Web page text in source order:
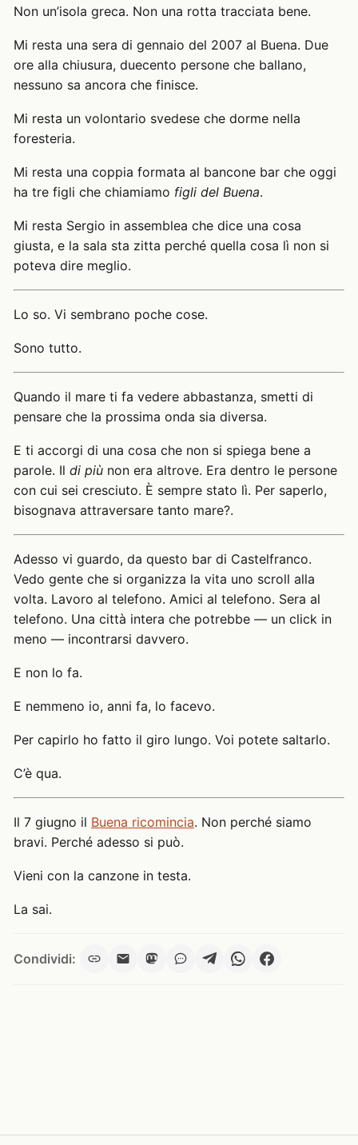
Non un’isola greca. Non una rotta tracciata bene.
Mi resta una sera di gennaio del 2007 al Buena. Due
ore alla chiusura, duecento persone che ballano,
nessuno sa ancora che finisce.
Mi resta un volontario svedese che dorme nella
foresteria.
Mi resta una coppia formata al bancone bar che oggi
ha tre figli che chiamiamo figli del Buena.
Mi resta Sergio in assemblea che dice una cosa
giusta, e la sala sta zitta perché quella cosa lì non si
poteva dire meglio.
Lo so. Vi sembrano poche cose.
Sono tutto.
Quando il mare ti fa vedere abbastanza, smetti di
pensare che la prossima onda sia diversa.
E ti accorgi di una cosa che non si spiega bene a
parole. Il di più non era altrove. Era dentro le persone
con cui sei cresciuto. È sempre stato lì. Per saperlo,
bisognava attraversare tanto mare?.
Adesso vi guardo, da questo bar di Castelfranco.
Vedo gente che si organizza la vita uno scroll alla
volta. Lavoro al telefono. Amici al telefono. Sera al
telefono. Una città intera che potrebbe — un click in
meno — incontrarsi davvero.
E non lo fa.
E nemmeno io, anni fa, lo facevo.
Per capirlo ho fatto il giro lungo. Voi potete saltarlo.
C’è qua.
Il 7 giugno il Buena ricomincia. Non perché siamo
bravi. Perché adesso si può.
Vieni con la canzone in testa.
La sai.
Condividi: